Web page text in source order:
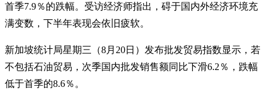
首季7.9％的跌幅。受访经济师指出，碍于国内外经济环境充
满变数，下半年表现会依旧疲软。
新加坡统计局星期三（8月20日）发布批发贸易指数显示，若
不包括石油贸易，次季国内批发销售额同比下滑6.2％，跌幅
低于首季的8.6％。